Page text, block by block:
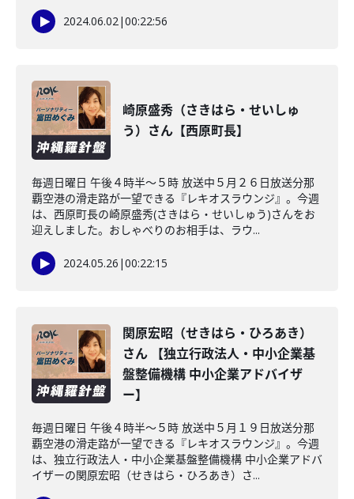
2024.06.02|00:22:56
崎原盛秀（さきはら・せいしゅ
う）さん【西原町長】
毎週日曜日 午後４時半～５時 放送中５月２６日放送分那
覇空港の滑走路が一望できる『レキオスラウンジ』。今週
は、西原町長の崎原盛秀(さきはら・せいしゅう)さんをお
迎えしました。おしゃべりのお相手は、ラウ...
2024.05.26 |00:22:15
関原宏昭（せきはら・ひろあき）
さん 【独立行政法人・中小企業基
盤整備機構 中小企業アドバイザ
ー】
毎週日曜日 午後４時半～５時 放送中５月１９日放送分那
覇空港の滑走路が一望できる『レキオスラウンジ』。今週
は、独立行政法人・中小企業基盤整備機構 中小企業アドバ
イザーの関原宏昭（せきはら・ひろあき）さ...